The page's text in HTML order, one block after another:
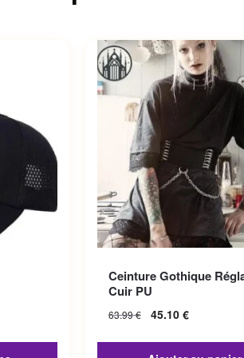
Ceinture Gothique
Cuir PU
63.99€ 45.10 €